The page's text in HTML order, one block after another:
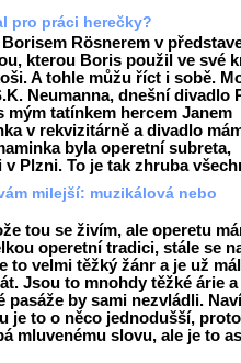
pro práci herečky?
Rösnerem v
kterou Boris použil ve své
A tohle můžu říct i sobě.
Neumanna, dnešní divadlo
mým tatínkem hercem Janem
v rekvizitárně a divadlo
byla operetní subreta,
Plzni. To je tak zhruba
milejší: muzikálová nebo
tou se živím, ale operetu
operetní tradici, stále se
to velmi těžký žánr a je už
Jsou to mnohdy těžké árie a
by sami nezvládli.
je to o něco jednodušší,
mluvenému slovu, ale je to